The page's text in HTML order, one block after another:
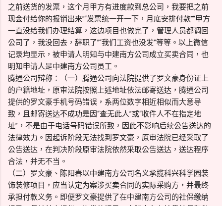
之前送货的发票，这个月甲方有进度款到总公司，我要把之前
现金付给你的报销出来”“发票统一开一下，月底安排付款”“甲方
一直没给我们办理结算，这边项目也做完了，管理人员都调回
公司了，我没回去，辞职了”“我们工资也没发”等等。以上微信
记录均显示，被申请人明知与中建南方公司成立买卖合同，也
明知申请人是中建南方公司员工。
腾通公司辩称：（一）腾通公司向法院提供了罗文豪身份证上
的户籍地址，原审法院按照上述地址依法邮寄送达，腾通公司
提供的罗文豪手机号码错误，系两位数字相近相似而大意导
致，且邮寄送达不成功是因“查无此人”或“收件人不在指定地
址”，不是由于电话号码错误所致，因此不影响后续公告送达的
法律效力。因起诉阶段无法找到罗文豪，原审法院已经采取了
公告送达，在判决阶段原审法院依然采取公告送达，送达程序
合法，并无不当。
（二）罗文豪、陈阳春以中建南方公司名义承揽科兴科学园装
饰装修项目，应当认定为案涉买卖合同的实际采购方，并最终
承担付款义务。即便罗文豪提供了在中建南方公司的社保缴纳